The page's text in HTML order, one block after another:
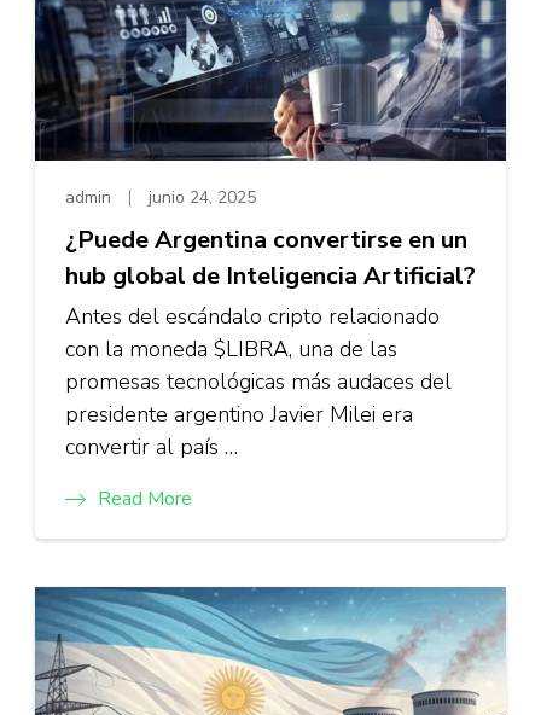
admin junio 24, 2025
¿Puede Argentina convertirse en un
hub global de Inteligencia Artificial?
Antes del escándalo cripto relacionado
con la moneda $LIBRA, una de las
promesas tecnológicas más audaces del
presidente argentino Javier Milei era
convertir al país …
Read More